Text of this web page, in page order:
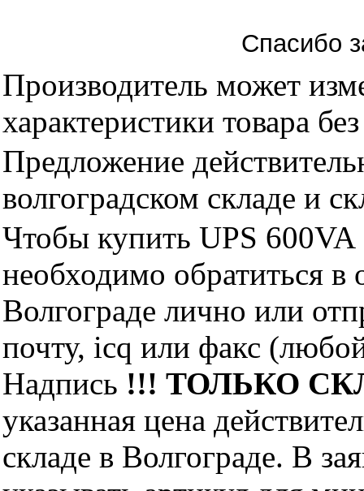
Спасибо
Производитель может
характеристики товара
Предложение
волгоградском складе и
Чтобы купить UPS
необходимо
Волгограде лично или
почту, icq или факс
Надпись !!! ТОЛЬКО
указанная цена
складе в Волгограде. В